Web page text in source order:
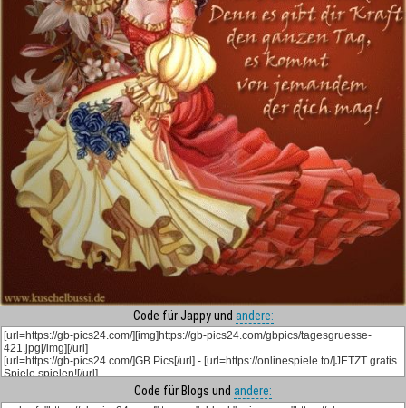
Code für Jappy und andere:
Code für Blogs und andere: